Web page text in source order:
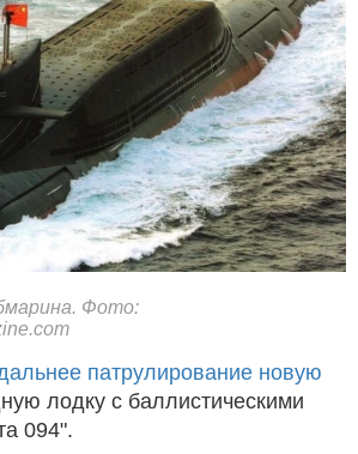
Фото:
патрулирование новую
лодку с баллистическими
094".